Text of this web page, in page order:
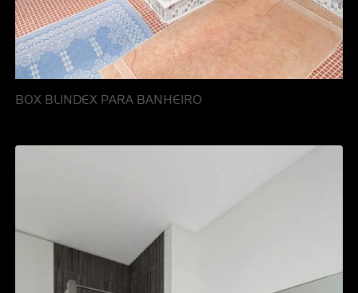
BOX BLINDEX PARA BANHEIRO